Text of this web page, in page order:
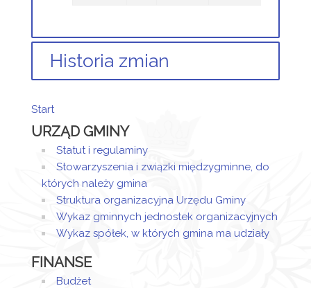
Historia zmian
został
utworzony.
Dodane
załączniki
Protokół
grudzień
2023
- Wieczorek
Start
URZĄD GMINY
Statut i regulaminy
Stowarzyszenia i związki międzygminne, do
których należy gmina
Struktura organizacyjna Urzędu Gminy
Wykaz gminnych jednostek organizacyjnych
Wykaz spółek, w których gmina ma udziały
FINANSE
Budżet